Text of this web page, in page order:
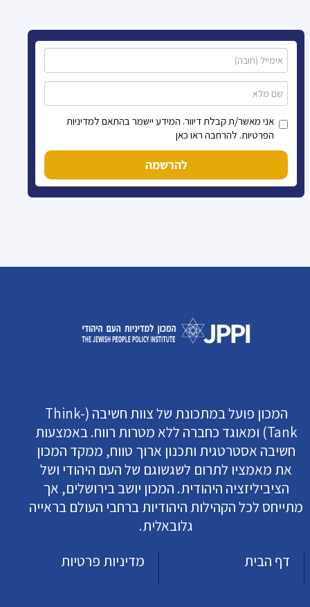
אני מאשר/ת קבלת דיוור. המידע יישמר בהתאם למדיניות
הפרטיות. להרחבה ראו כאן
להרשמה
המכון פועל במתכונת של צוות חשיבה (Think-
Tank) ומאוגד כחברה ללא מטרות רווח. באמצעות
חשיבה אסטרטגית ותכנון ארוך טווח, ממקד המכון
את מאמציו לתרום לשגשוגם של העם היהודי ושל
הציביליזציה היהודית. המכון יושב בירושלים, אך
מתייחס לכל הקהילות היהודיות ברחבי העולם בראייה
גלובאלית.
דף הבית
מדיניות פרטיות